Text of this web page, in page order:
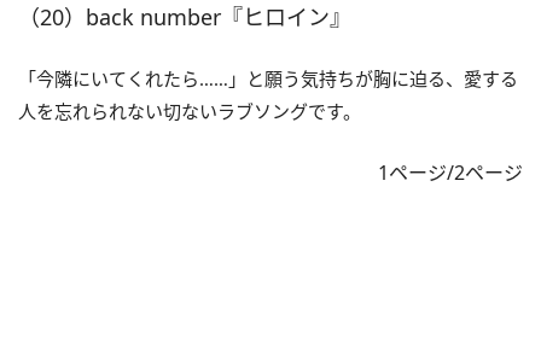
（20）back number『ヒロイン』
「今隣にいてくれたら……」と願う気持ちが胸に迫る、愛する
人を忘れられない切ないラブソングです。
1ページ/2ページ